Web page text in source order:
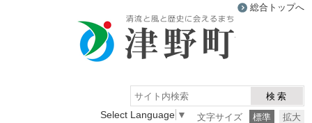
総合トップへ
検索
文字サイズ
標準 拡大
Select Language ▼